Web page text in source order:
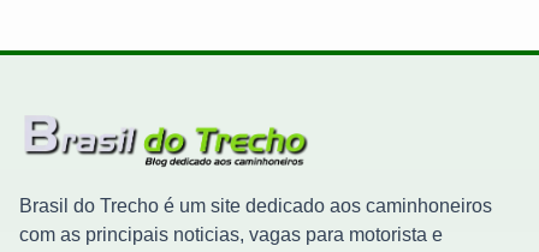
Brasil do Trecho é um site dedicado aos caminhoneiros
com as principais noticias, vagas para motorista e